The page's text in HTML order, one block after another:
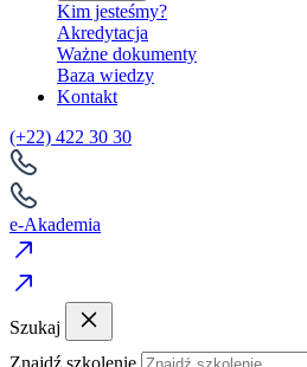
Kim jesteśmy?
Akredytacja
Ważne dokumenty
Baza wiedzy
Kontakt
(+22) 422 30 30
e-Akademia
Szukaj
Znajdź szkolenie